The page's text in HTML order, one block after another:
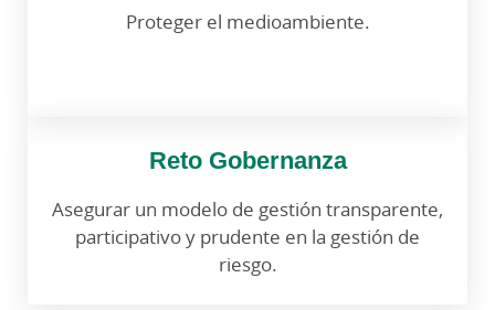
Proteger el medioambiente.
Reto Gobernanza
Asegurar un modelo de gestión transparente,
participativo y prudente en la gestión de
riesgo.